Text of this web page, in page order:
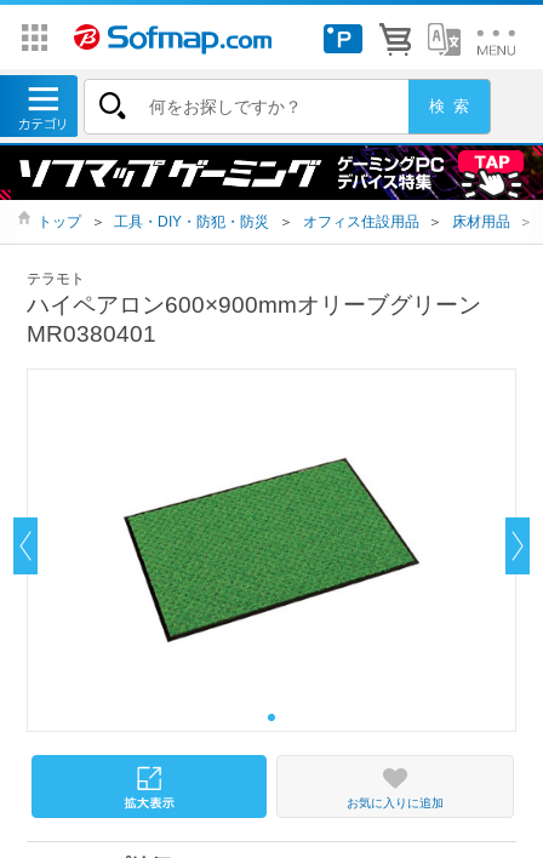
トップ ＞ 工具・DIY・防犯・防災 ＞ オフィス住設用品 ＞ 床材用品 ＞
テラモト
ハイペアロン600×900mmオリーブグリーン
MR0380401
お気に入りに追加